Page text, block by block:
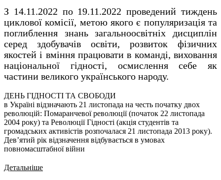
З 14.11.2022 по 19.11.2022 проведений тиждень
циклової комісії, метою якого є популяризація та
поглиблення знань загальноосвітніх дисциплін
серед здобувачів освіти, розвиток фізичних
якостей і вміння працювати в команді, виховання
національної гідності, осмислення себе як
частини великого українського народу.
ДЕНЬ ГІДНОСТІ ТА СВОБОДИ
в Україні відзначають 21 листопада на честь початку двох
революцій: Помаранчевої революції (початок 22 листопада
2004 року) та Революції Гідності (акція студентів та
громадських активістів розпочалася 21 листопада 2013 року).
Дев’ятий рік відзначення відбувається в умовах
повномасштабної війни
Детальніше